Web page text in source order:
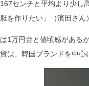
センチと平均より少し
を作りたい」（濱田さん
1万円台と値頃感がある
は、韓国ブランドを中心